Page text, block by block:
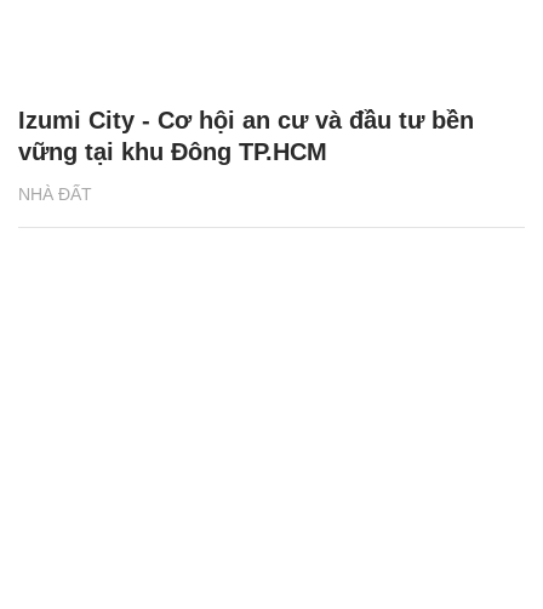
NHÀ ĐẤT
Izumi City - Cơ hội an cư và đầu tư bền
vững tại khu Đông TP.HCM